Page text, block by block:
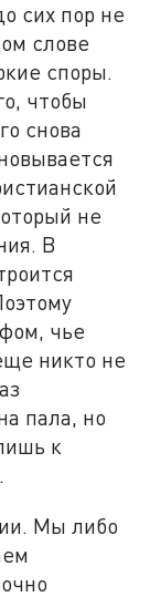
сих пор не
слове
споры.
чтобы
снова
не
В
чье
никто не
пала, но
к
Мы либо